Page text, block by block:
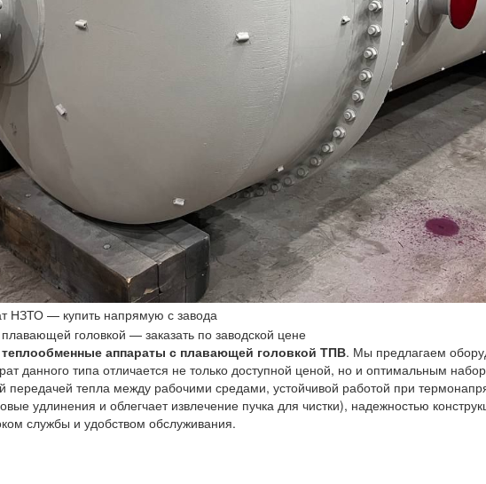
теплообменные аппараты с плавающей головкой ТПВ. Мы предлагаем
данного типа отличается не только доступной ценой, но и оптимальным
передачей тепла между рабочими средами, устойчивой работой при
удлинения и облегчает извлечение пучка для чистки), надежностью
службы и удобством обслуживания.